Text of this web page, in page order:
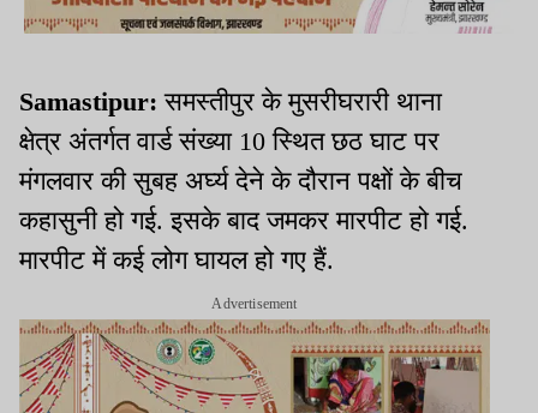
Samastipur:समस्तीपुर के मुसरीघरारी थाना
क्षेत्र अंतर्गत वार्ड संख्या 10 स्थित छठ घाट पर
मंगलवार की सुबह अर्घ्य देने के दौरान पक्षों के बीच
कहासुनी हो गई. इसके बाद जमकर मारपीट हो गई.
मारपीट में कई लोग घायल हो गए हैं.
Advertisement